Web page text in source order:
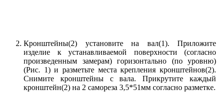
Кронштейны(2) установите на вал(1). Приложите
изделие к устанавливаемой поверхности (согласно
произведенным замерам) горизонтально (по уровню)
(Рис. 1) и разметьте места крепления кронштейнов(2).
Снимите кронштейны с вала. Прикрутите каждый
кронштейн(2) на 2 самореза 3,5*51мм согласно разметке.